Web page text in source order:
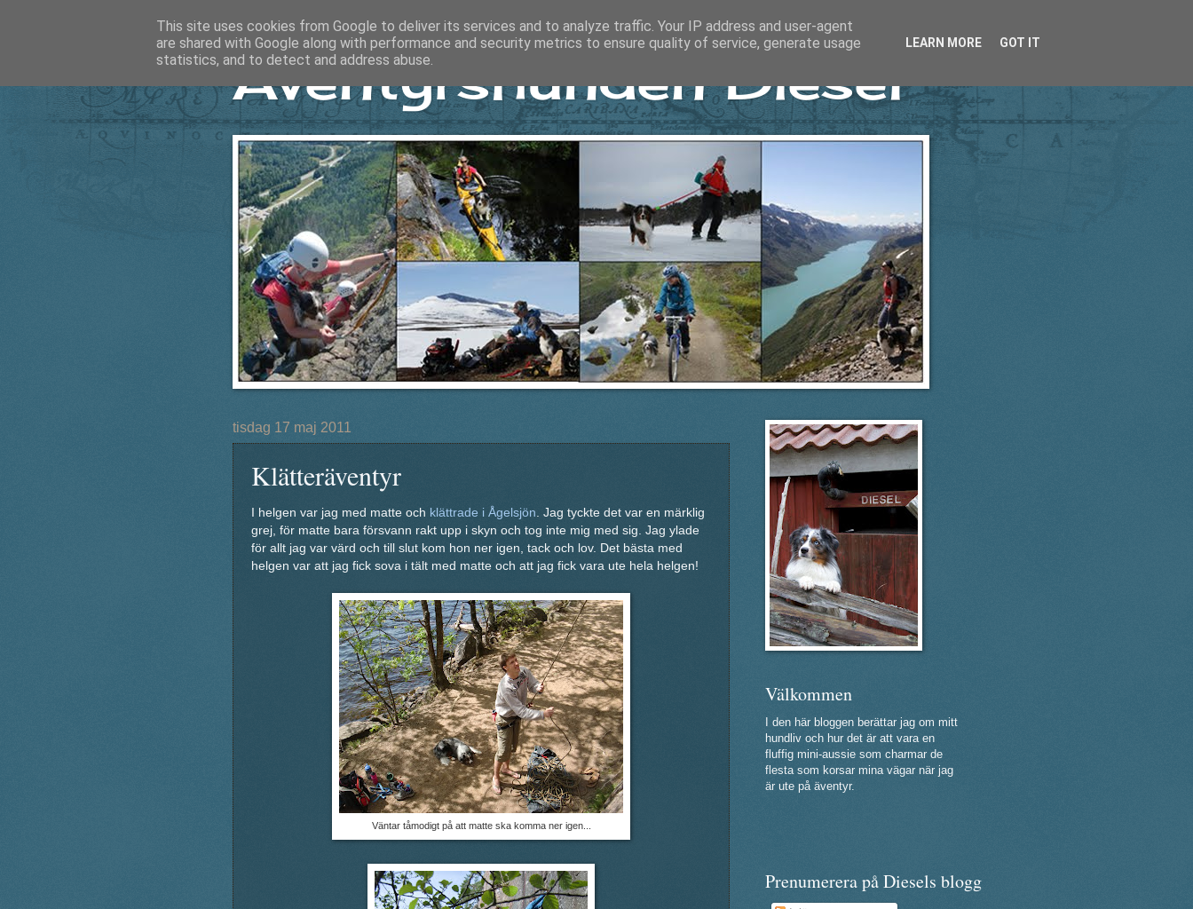
Äventyrshunden Diesel
tisdag 17 maj 2011
Klätteräventyr
I helgen var jag med matte och klättrade i Ågelsjön . Jag tyckte det var en märklig
grej, för matte bara försvann rakt upp i skyn och tog inte mig med sig. Jag ylade
för allt jag var värd och till slut kom hon ner igen, tack och lov. Det bästa med
helgen var att jag fick sova i tält med matte och att jag fick vara ute hela helgen!
Väntar tåmodigt på att matte ska komma ner igen...
Välkommen
I den här bloggen berättar jag om mitt
hundliv och hur det är att vara en
fluffig mini-aussie som charmar de
flesta som korsar mina vägar när jag
är ute på äventyr.
Prenumerera på Diesels blogg
This site uses cookies from Google to deliver its services and to analyze traffic. Your IP address and user-agent
are shared with Google along with performance and security metrics to ensure quality of service, generate usage
statistics, and to detect and address abuse.
LEARN MORE GOT IT